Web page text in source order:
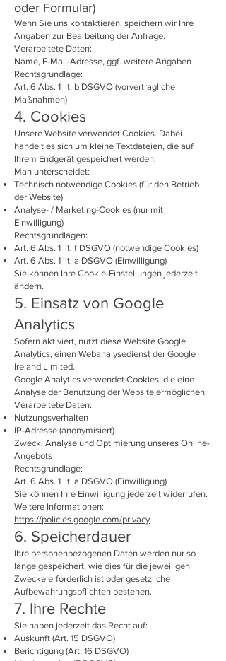
oder Formular)
Wenn Sie uns kontaktieren, speichern wir Ihre
Angaben zur Bearbeitung der Anfrage.
Verarbeitete Daten:
Name, E-Mail-Adresse, ggf. weitere Angaben
Rechtsgrundlage:
Art. 6 Abs. 1 lit. b DSGVO (vorvertragliche
Maßnahmen)
4. Cookies
Unsere Website verwendet Cookies. Dabei
handelt es sich um kleine Textdateien, die auf
Ihrem Endgerät gespeichert werden.
Man unterscheidet:
Technisch notwendige Cookies (für den Betrieb
der Website)
Analyse- / Marketing-Cookies (nur mit
Einwilligung)
Rechtsgrundlagen:
Art. 6 Abs. 1 lit. f DSGVO (notwendige Cookies)
Art. 6 Abs. 1 lit. a DSGVO (Einwilligung)
Sie können Ihre Cookie-Einstellungen jederzeit
ändern.
5. Einsatz von Google
Analytics
Sofern aktiviert, nutzt diese Website Google
Analytics, einen Webanalysedienst der Google
Ireland Limited.
Google Analytics verwendet Cookies, die eine
Analyse der Benutzung der Website ermöglichen.
Verarbeitete Daten:
Nutzungsverhalten
IP-Adresse (anonymisiert)
Zweck: Analyse und Optimierung unseres Online-
Angebots
Rechtsgrundlage:
Art. 6 Abs. 1 lit. a DSGVO (Einwilligung)
Sie können Ihre Einwilligung jederzeit widerrufen.
Weitere Informationen:
https://policies.google.com/privacy
6. Speicherdauer
Ihre personenbezogenen Daten werden nur so
lange gespeichert, wie dies für die jeweiligen
Zwecke erforderlich ist oder gesetzliche
Aufbewahrungspflichten bestehen.
7. Ihre Rechte
Sie haben jederzeit das Recht auf:
Auskunft (Art. 15 DSGVO)
Berichtigung (Art. 16 DSGVO)